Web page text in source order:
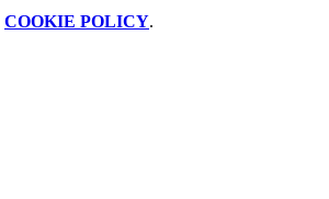
COOKIE POLICY.